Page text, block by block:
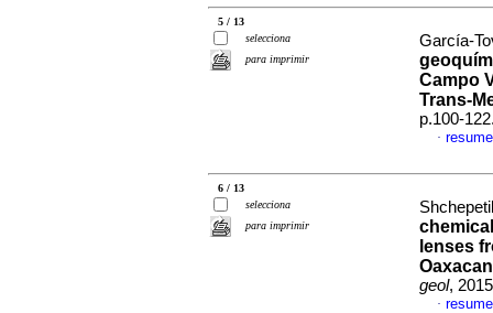
5 / 13
selecciona
para imprimir
García-
Campo
Trans-
p.100-
·
6 / 13
selecciona
para imprimir
lenses
geol,
·